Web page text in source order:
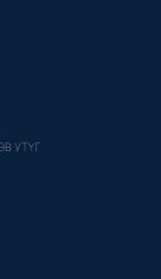
УТҮГ